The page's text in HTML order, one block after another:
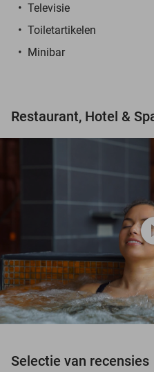
Televisie
Toiletartikelen
Minibar
Restaurant, Hotel &
Selectie van recensies